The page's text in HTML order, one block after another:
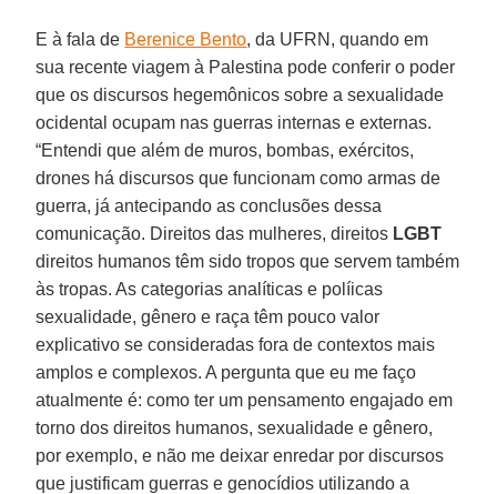
E à fala de Berenice Bento, da UFRN, quando em
sua recente viagem à Palestina pode conferir o poder
que os discursos hegemônicos sobre a sexualidade
ocidental ocupam nas guerras internas e externas.
“Entendi que além de muros, bombas, exércitos,
drones há discursos que funcionam como armas de
guerra, já antecipando as conclusões dessa
comunicação. Direitos das mulheres, direitos LGBT
direitos humanos têm sido tropos que servem também
às tropas. As categorias analíticas e políicas
sexualidade, gênero e raça têm pouco valor
explicativo se consideradas fora de contextos mais
amplos e complexos. A pergunta que eu me faço
atualmente é: como ter um pensamento engajado em
torno dos direitos humanos, sexualidade e gênero,
por exemplo, e não me deixar enredar por discursos
que justificam guerras e genocídios utilizando a